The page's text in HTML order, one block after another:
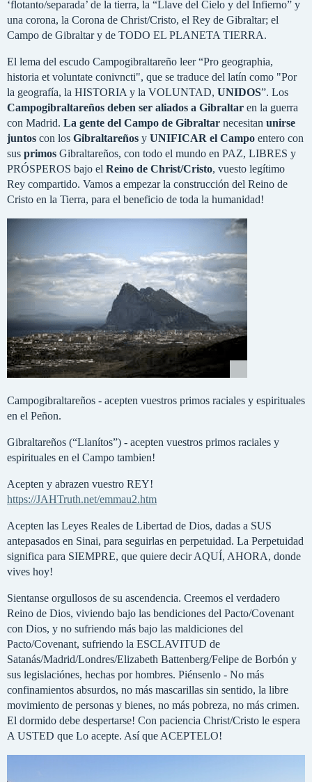
‘flotanto/separada’ de la tierra, la “Llave del Cielo y del Infierno” y
una corona, la Corona de Christ/Cristo, el Rey de Gibraltar; el
Campo de Gibraltar y de TODO EL PLANETA TIERRA.
El lema del escudo Campogibraltareño leer “Pro geographia,
historia et voluntate conivncti", que se traduce del latín como "Por
la geografía, la HISTORIA y la VOLUNTAD, UNIDOS”. Los
Campogibraltareños deben ser aliados a Gibraltar en la guerra
con Madrid. La gente del Campo de Gibraltar necesitan unirse
juntos con los Gibraltareños y UNIFICAR el Campo entero con
sus primos Gibraltareños, con todo el mundo en PAZ, LIBRES y
PRÓSPEROS bajo el Reino de Christ/Cristo, vuesto legítimo
Rey compartido. Vamos a empezar la construcción del Reino de
Cristo en la Tierra, para el beneficio de toda la humanidad!
Campogibraltareños - acepten vuestros primos raciales y espirituales
en el Peñon.
Gibraltareños (“Llanítos”) - acepten vuestros primos raciales y
espirituales en el Campo tambien!
Acepten y abrazen vuestro REY!
https://JAHTruth.net/emmau2.htm
Acepten las Leyes Reales de Libertad de Dios, dadas a SUS
antepasados en Sinai, para seguirlas en perpetuidad. La Perpetuidad
significa para SIEMPRE, que quiere decir AQUÍ, AHORA, donde
vives hoy!
Sientanse orgullosos de su ascendencia. Creemos el verdadero
Reino de Dios, viviendo bajo las bendiciones del Pacto/Covenant
con Dios, y no sufriendo más bajo las maldiciones del
Pacto/Covenant, sufriendo la ESCLAVITUD de
Satanás/Madrid/Londres/Elizabeth Battenberg/Felipe de Borbón y
sus legislaciónes, hechas por hombres. Piénsenlo - No más
confinamientos absurdos, no más mascarillas sin sentido, la libre
movimiento de personas y bienes, no más pobreza, no más crimen.
El dormido debe despertarse! Con paciencia Christ/Cristo le espera
A USTED que Lo acepte. Así que ACEPTELO!